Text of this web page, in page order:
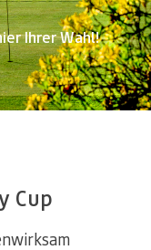
Ihrer Wahl!
Cup